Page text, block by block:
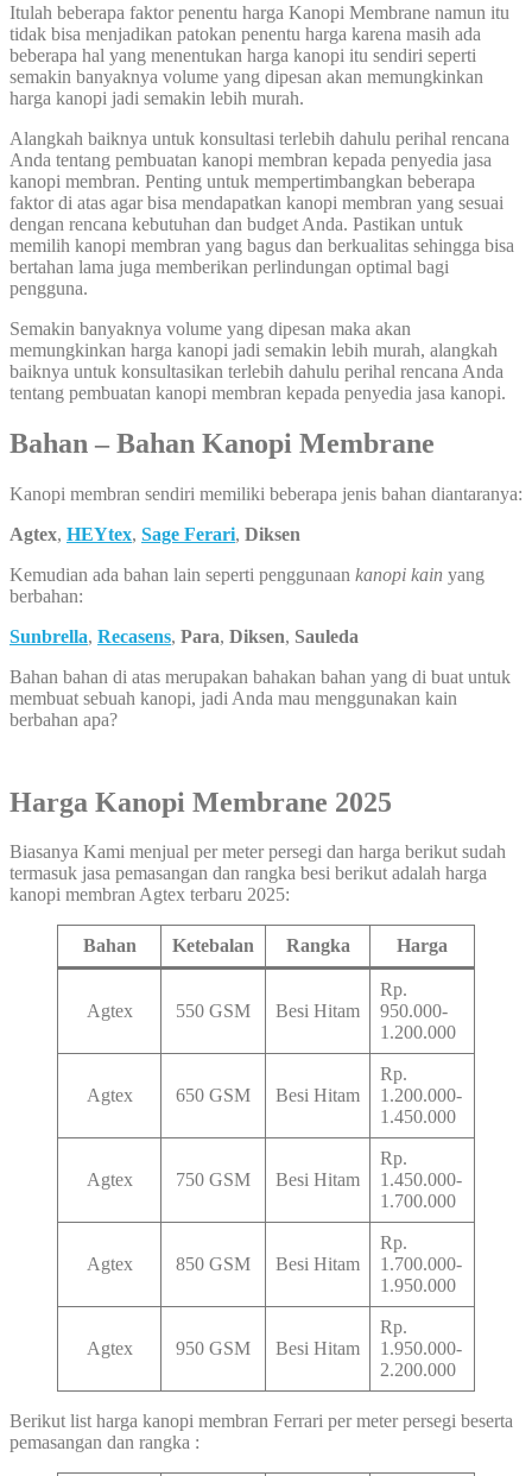
Itulah beberapa faktor penentu harga Kanopi Membrane namun itu
tidak bisa menjadikan patokan penentu harga karena masih ada
beberapa hal yang menentukan harga kanopi itu sendiri seperti
semakin banyaknya volume yang dipesan akan memungkinkan
harga kanopi jadi semakin lebih murah.
Alangkah baiknya untuk konsultasi terlebih dahulu perihal rencana
Anda tentang pembuatan kanopi membran kepada penyedia jasa
kanopi membran. Penting untuk mempertimbangkan beberapa
faktor di atas agar bisa mendapatkan kanopi membran yang sesuai
dengan rencana kebutuhan dan budget Anda. Pastikan untuk
memilih kanopi membran yang bagus dan berkualitas sehingga bisa
bertahan lama juga memberikan perlindungan optimal bagi
pengguna.
Semakin banyaknya volume yang dipesan maka akan
memungkinkan harga kanopi jadi semakin lebih murah, alangkah
baiknya untuk konsultasikan terlebih dahulu perihal rencana Anda
tentang pembuatan kanopi membran kepada penyedia jasa kanopi.
Bahan – Bahan Kanopi Membrane
Kanopi membran sendiri memiliki beberapa jenis bahan diantaranya:
Agtex, HEYtex, Sage Ferari, Diksen
Kemudian ada bahan lain seperti penggunaan kanopi kain yang
berbahan:
Sunbrella, Recasens, Para, Diksen, Sauleda
Bahan bahan di atas merupakan bahakan bahan yang di buat untuk
membuat sebuah kanopi, jadi Anda mau menggunakan kain
berbahan apa?
Harga Kanopi Membrane 2025
Biasanya Kami menjual per meter persegi dan harga berikut sudah
termasuk jasa pemasangan dan rangka besi berikut adalah harga
kanopi membran Agtex terbaru 2025:
Bahan Ketebalan Rangka Harga
Agtex 550 GSM Besi Hitam
Rp.
950.000-
1.200.000
Agtex 650 GSM Besi Hitam
Rp.
1.200.000-
1.450.000
Agtex 750 GSM Besi Hitam
Rp.
1.450.000-
1.700.000
Agtex 850 GSM Besi Hitam
Rp.
1.700.000-
1.950.000
Agtex 950 GSM Besi Hitam
Rp.
1.950.000-
2.200.000
Berikut list harga kanopi membran Ferrari per meter persegi beserta
pemasangan dan rangka :